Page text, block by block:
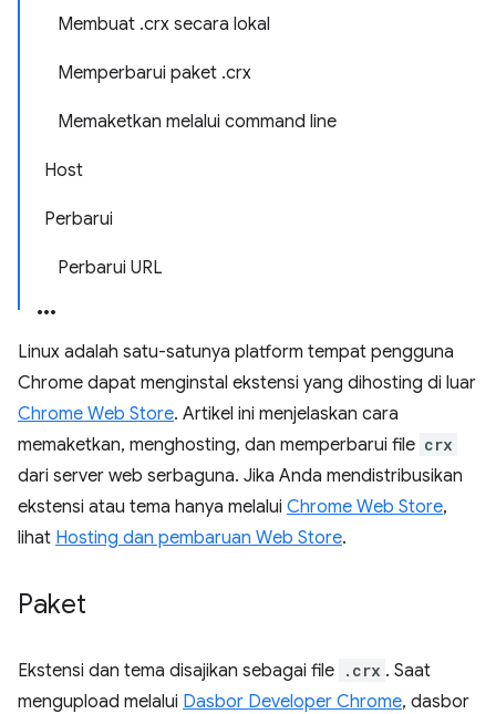
Membuat .crx secara lokal
Memperbarui paket .crx
Memaketkan melalui command line
Host
Perbarui
Perbarui URL
Linux adalah satu-satunya platform tempat pengguna
Chrome dapat menginstal ekstensi yang dihosting di luar
Chrome Web Store. Artikel ini menjelaskan cara
memaketkan, menghosting, dan memperbarui file crx
dari server web serbaguna. Jika Anda mendistribusikan
ekstensi atau tema hanya melalui Chrome Web Store,
lihat Hosting dan pembaruan Web Store.
Paket
Ekstensi dan tema disajikan sebagai file .crx . Saat
mengupload melalui Dasbor Developer Chrome, dasbor